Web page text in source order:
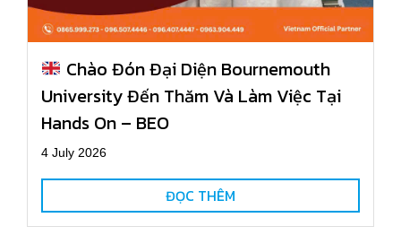
Chào Đón Đại Diện Bournemouth
University Đến Thăm Và Làm Việc Tại
Hands On – BEO
4 July 2026
ĐỌC THÊM